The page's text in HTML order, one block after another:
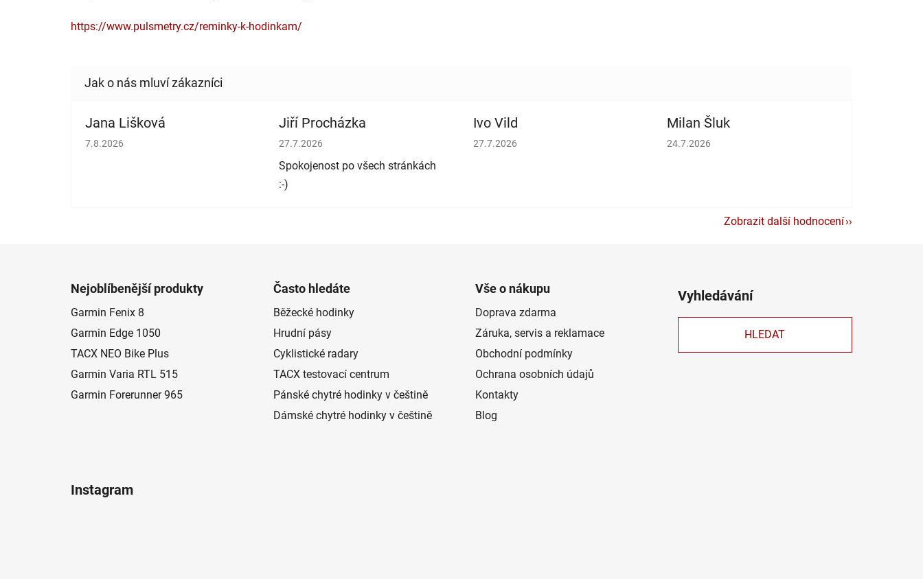
https://www.pulsmetry.cz/reminky-k-hodinkam/
Jana Lišková
Hodnocení obchodu je 5 z 5 hvězdiček.
7.8.2026
Jiří Procházka
Hodnocení obchodu je 5 z 5 hvězdiček.
27.7.2026
Spokojenost po všech stránkách
:-)
Ivo Vild
Hodnocení obchodu je 5 z 5 hvězdiček.
27.7.2026
Milan Šluk
Hodnocení obchodu je 5 z 5 hvězdiček.
24.7.2026
Zobrazit další hodnocení
Nejoblíbenější produkty
Garmin Fenix 8
Garmin Edge 1050
TACX NEO Bike Plus
Garmin Varia RTL 515
Garmin Forerunner 965
Často hledáte
Běžecké hodinky
Hrudní pásy
Cyklistické radary
TACX testovací centrum
Pánské chytré hodinky v češtině
Dámské chytré hodinky v češtině
Vše o nákupu
Doprava zdarma
Záruka, servis a reklamace
Obchodní podmínky
Ochrana osobních údajů
Kontakty
Blog
Vyhledávání
HLEDAT
Instagram